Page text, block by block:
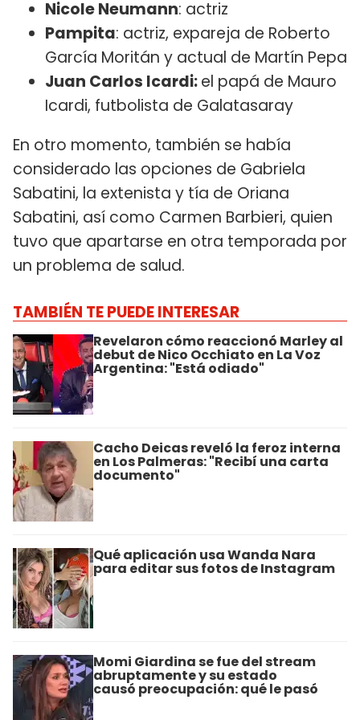
Nicole Neumann: actriz
Pampita: actriz, expareja de Roberto
García Moritán y actual de Martín Pepa
Juan Carlos Icardi:el papá de Mauro
Icardi, futbolista de Galatasaray
En otro momento, también se había
considerado las opciones de Gabriela
Sabatini, la extenista y tía de Oriana
Sabatini, así como Carmen Barbieri, quien
tuvo que apartarse en otra temporada por
un problema de salud.
TAMBIÉN TE PUEDE INTERESAR
Revelaron cómo reaccionó Marley al
debut de Nico Occhiato en La Voz
Argentina: "Está odiado"
Cacho Deicas reveló la feroz interna
en Los Palmeras: "Recibí una carta
documento"
Qué aplicación usa Wanda Nara
para editar sus fotos de Instagram
Momi Giardina se fue del stream
abruptamente y su estado
causó preocupación: qué le pasó